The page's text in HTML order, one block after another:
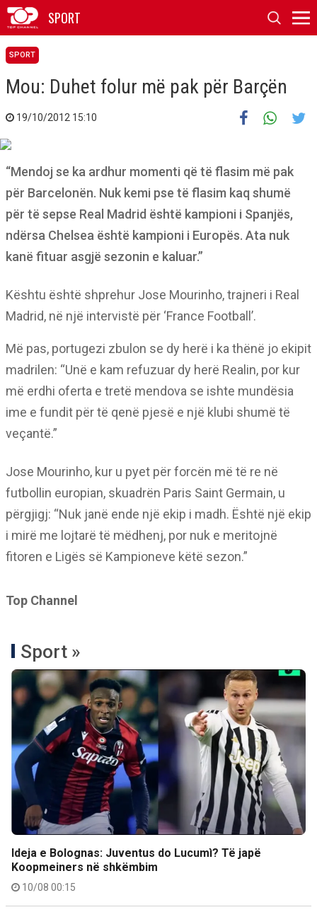
SPORT
SPORT
Mou: Duhet folur më pak për Barçën
19/10/2012 15:10
“Mendoj se ka ardhur momenti që të flasim më pak
për Barcelonën. Nuk kemi pse të flasim kaq shumë
për të sepse Real Madrid është kampioni i Spanjës,
ndërsa Chelsea është kampioni i Europës. Ata nuk
kanë fituar asgjë sezonin e kaluar.”
Kështu është shprehur Jose Mourinho, trajneri i Real
Madrid, në një intervistë për ‘France Football’.
Më pas, portugezi zbulon se dy herë i ka thënë jo ekipit
madrilen: “Unë e kam refuzuar dy herë Realin, por kur
më erdhi oferta e tretë mendova se ishte mundësia
ime e fundit për të qenë pjesë e një klubi shumë të
veçantë.”
Jose Mourinho, kur u pyet për forcën më të re në
futbollin europian, skuadrën Paris Saint Germain, u
përgjigj: “Nuk janë ende një ekip i madh. Është një ekip
i mirë me lojtarë të mëdhenj, por nuk e meritojnë
fitoren e Ligës së Kampioneve këtë sezon.”
Top Channel
Sport »
Ideja e Bolognas: Juventus do Lucumì? Të japë
Koopmeiners në shkëmbim
10/08 00:15